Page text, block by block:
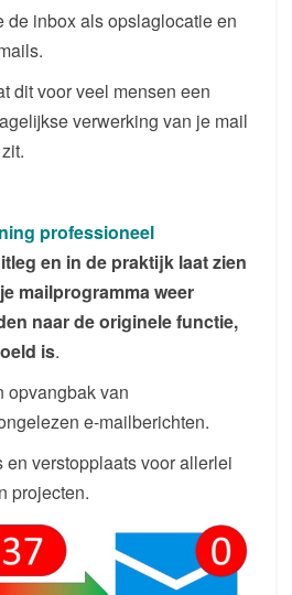
de inbox als opslaglocatie en
dit voor veel mensen een
verwerking van je mail
professioneel
en in de praktijk laat zien
mailprogramma weer
naar de originele functie,
is.
opvangbak van
e-mailberichten.
en verstopplaats voor allerlei
projecten.